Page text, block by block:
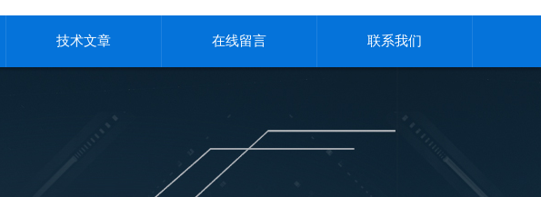
技术文章 在线留言 联系我们